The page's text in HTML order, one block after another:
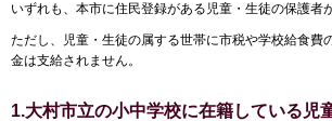
いずれも、本市に住民登録がある児童・生徒の保護者
ただし、児童・生徒の属する世帯に市税や学校給食費
金は支給されません。
1.大村市立の小中学校に在籍している児